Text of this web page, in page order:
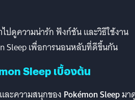
ปดูความน่ารัก ฟังก์ชัน และวิธีใช้งาน
Sleep เพื่อการนอนหลับที่ดีขึ้นกัน
Sleep เบื้องต้น
ละความสนุกของ Pokémon Sleepมา